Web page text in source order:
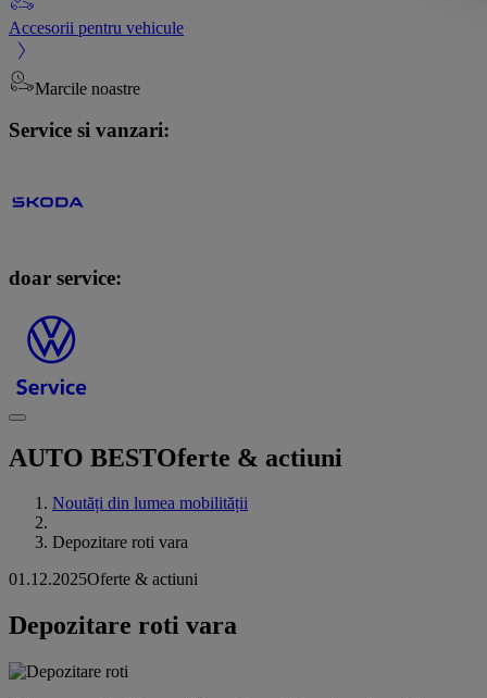
Accesorii pentru vehicule
Marcile noastre
Service si vanzari:
doar service:
AUTO BESTOferte & actiuni
Noutăți din lumea mobilității
Depozitare roti vara
01.12.2025Oferte & actiuni
Depozitare roti vara